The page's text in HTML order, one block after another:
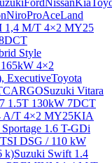
FordNissanKia
NiroProAceLand
1,4 M/T 4×2 MY25
Style
4×2
ExecutiveToyota
Suzuki Vitara
1.5T 130kW 7DCT
A/T 4×2 MY25KIA
1.6 T-GDi
DSG / 110 kW
k)Suzuki Swift 1.4